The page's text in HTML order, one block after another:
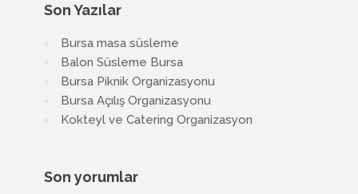
Son Yazılar
Bursa masa süsleme
Balon Süsleme Bursa
Bursa Piknik Organizasyonu
Bursa Açılış Organizasyonu
Kokteyl ve Catering Organizasyon
Son yorumlar